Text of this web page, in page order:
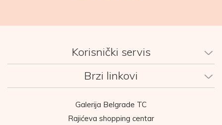
Korisnički servis
Brzi linkovi
Galerija Belgrade TC
Rajićeva shopping centar